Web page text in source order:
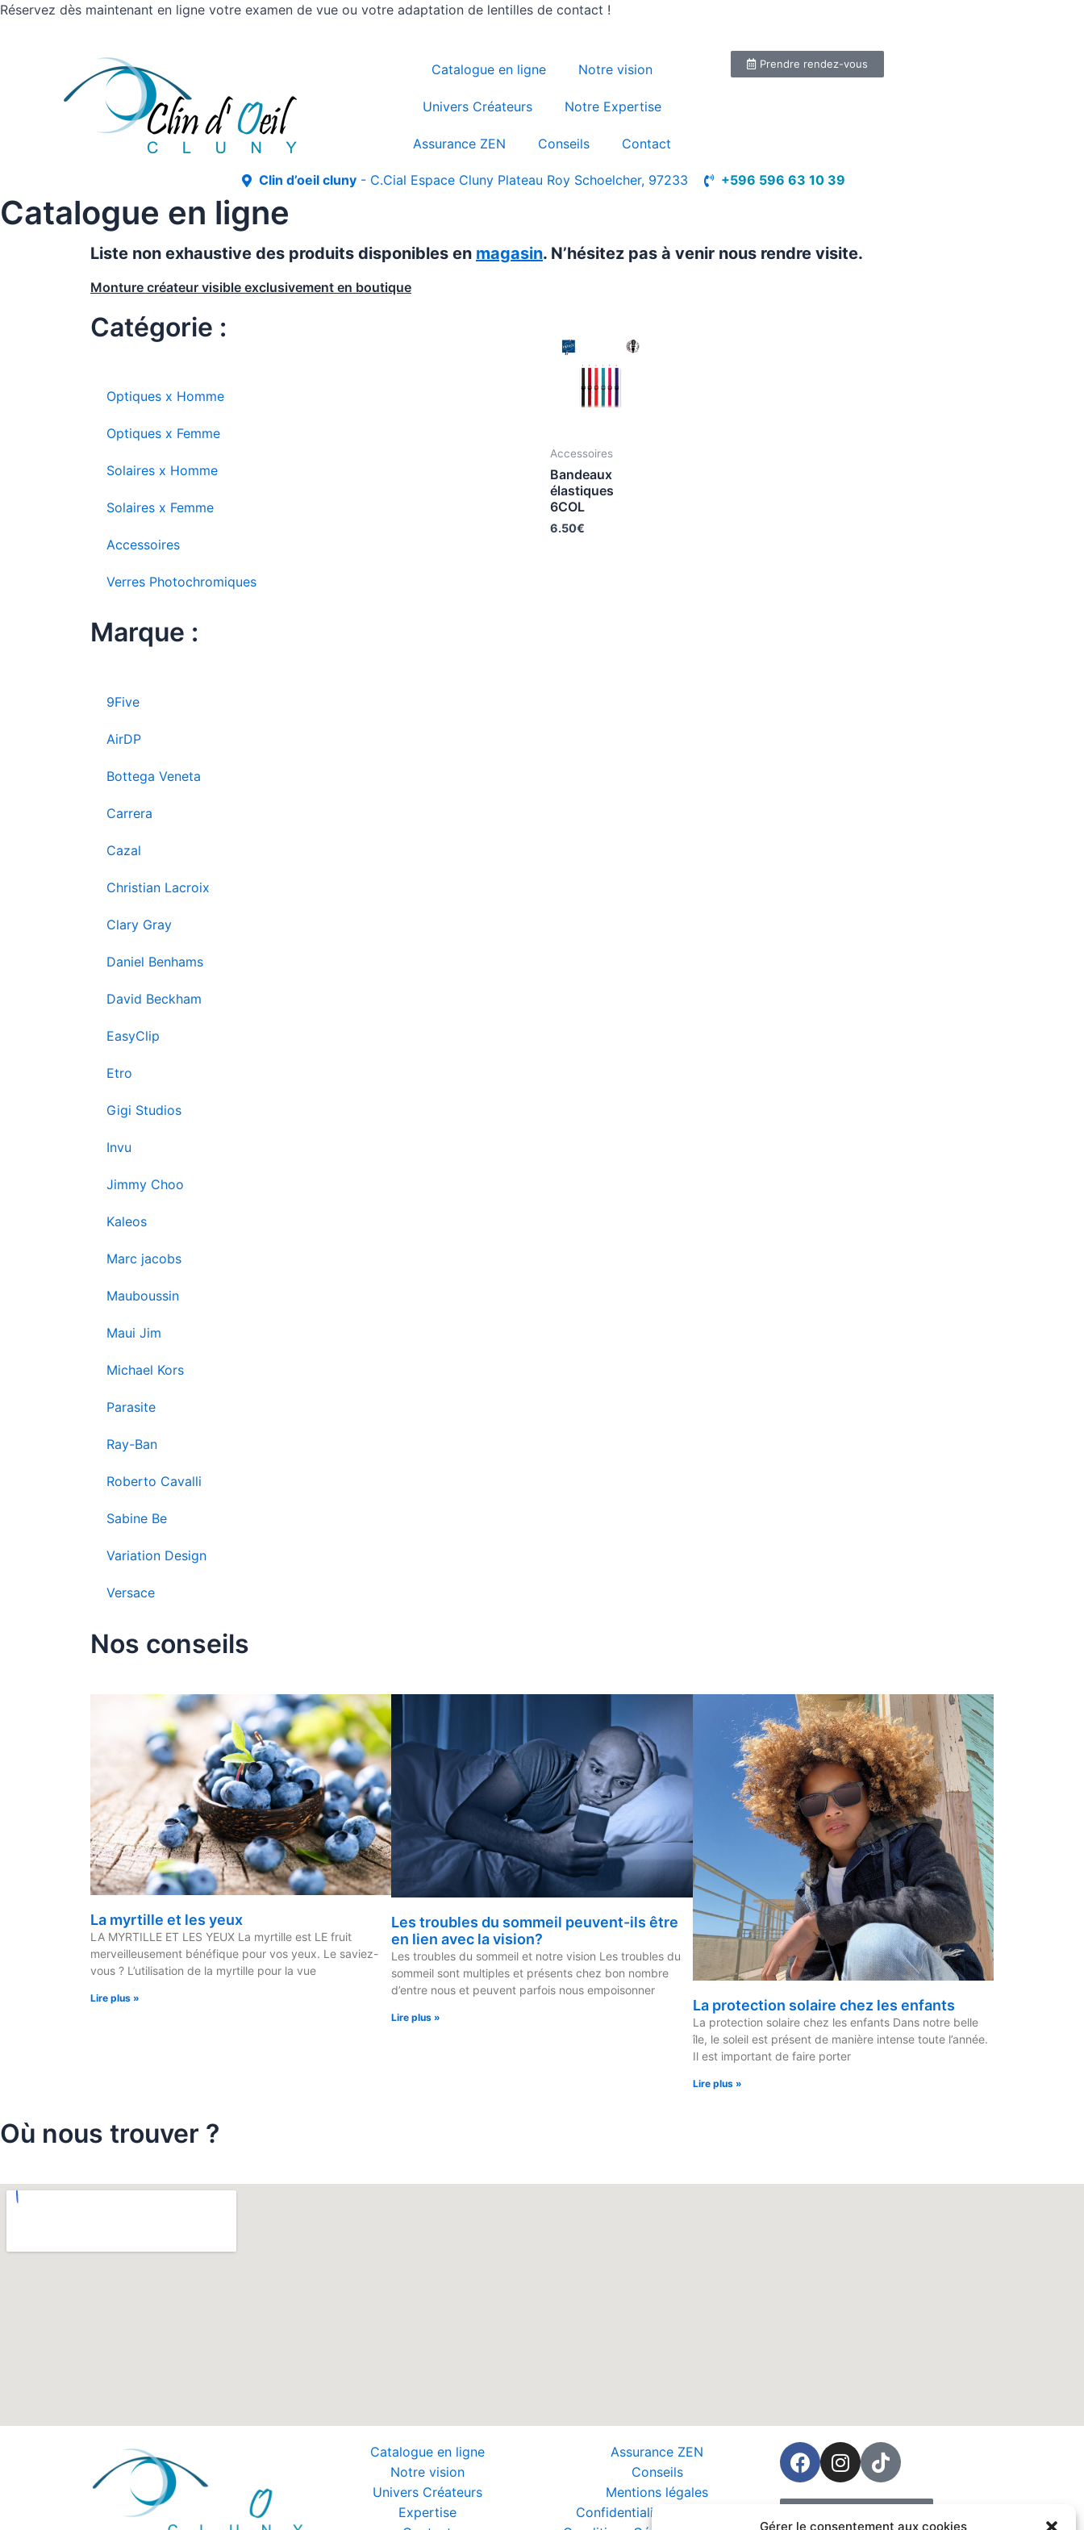
Gérer le consentement aux cookies
Réservez dès maintenant en ligne votre examen de vue ou votre adaptation de lentilles de contact !
Catalogue en ligne Notre vision
Univers Créateurs Notre Expertise
Assurance ZEN Conseils Contact
Prendre rendez-vous
Clin d’oeil cluny - C.Cial Espace Cluny Plateau Roy Schoelcher, 97233 +596 596 63 10 39
Catalogue en ligne
Liste non exhaustive des produits disponibles en magasin. N’hésitez pas à venir nous rendre visite.
Monture créateur visible exclusivement en boutique
Catégorie :
Optiques x Homme
Optiques x Femme
Solaires x Homme
Solaires x Femme
Accessoires
Verres Photochromiques
Marque :
9Five
AirDP
Bottega Veneta
Carrera
Cazal
Christian Lacroix
Clary Gray
Daniel Benhams
David Beckham
EasyClip
Etro
Gigi Studios
Invu
Jimmy Choo
Kaleos
Marc jacobs
Mauboussin
Maui Jim
Michael Kors
Parasite
Ray-Ban
Roberto Cavalli
Sabine Be
Variation Design
Versace
Accessoires
Bandeaux
élastiques
6COL
6.50€
Nos conseils
La myrtille et les yeux
LA MYRTILLE ET LES YEUX La myrtille est LE fruit
merveilleusement bénéfique pour vos yeux. Le saviez-
vous ? L’utilisation de la myrtille pour la vue
Lire plus »
Les troubles du sommeil peuvent-ils être
en lien avec la vision?
Les troubles du sommeil et notre vision Les troubles du
sommeil sont multiples et présents chez bon nombre
d’entre nous et peuvent parfois nous empoisonner
Lire plus »
La protection solaire chez les enfants
La protection solaire chez les enfants Dans notre belle
île, le soleil est présent de manière intense toute l’année.
Il est important de faire porter
Lire plus »
Où nous trouver ?
Catalogue en ligne
Notre vision
Univers Créateurs
Expertise
Assurance ZEN
Conseils
Mentions légales
Confidentialité et Données